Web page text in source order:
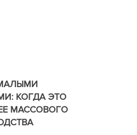
КОГДА ЭТО
МАССОВОГО